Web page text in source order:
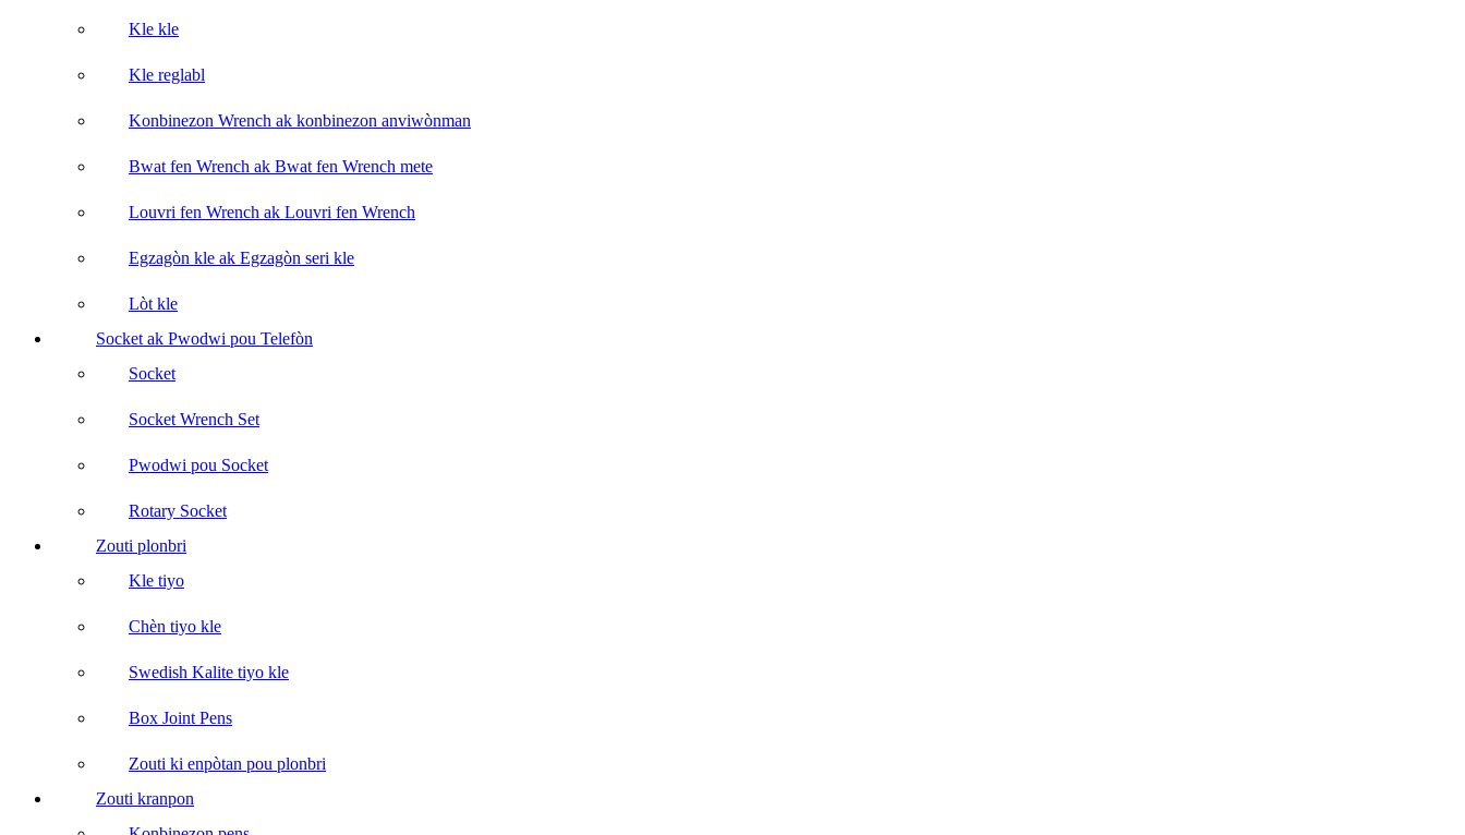
Kle kle
Kle reglabl
Konbinezon Wrench ak konbinezon anviwònman
Bwat fen Wrench ak Bwat fen Wrench mete
Louvri fen Wrench ak Louvri fen Wrench
Egzagòn kle ak Egzagòn seri kle
Lòt kle
Socket ak Pwodwi pou Telefòn
Socket
Socket Wrench Set
Pwodwi pou Socket
Rotary Socket
Zouti plonbri
Kle tiyo
Chèn tiyo kle
Swedish Kalite tiyo kle
Box Joint Pens
Zouti ki enpòtan pou plonbri
Zouti kranpon